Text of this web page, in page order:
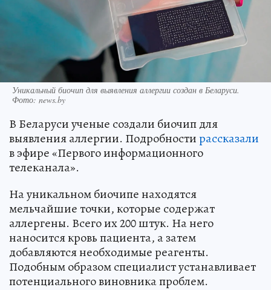
Уникальный биочип для выявления аллергии создан в Беларуси.
Фото: news.by
В Беларуси ученые создали биочип для
выявления аллергии. Подробностирассказали
в эфире «Первого информационного
телеканала».
На уникальном биочипе находятся
мельчайшие точки, которые содержат
аллергены. Всего их 200 штук. На него
наносится кровь пациента, а затем
добавляются необходимые реагенты.
Подобным образом специалист устанавливает
потенциального виновника проблем.